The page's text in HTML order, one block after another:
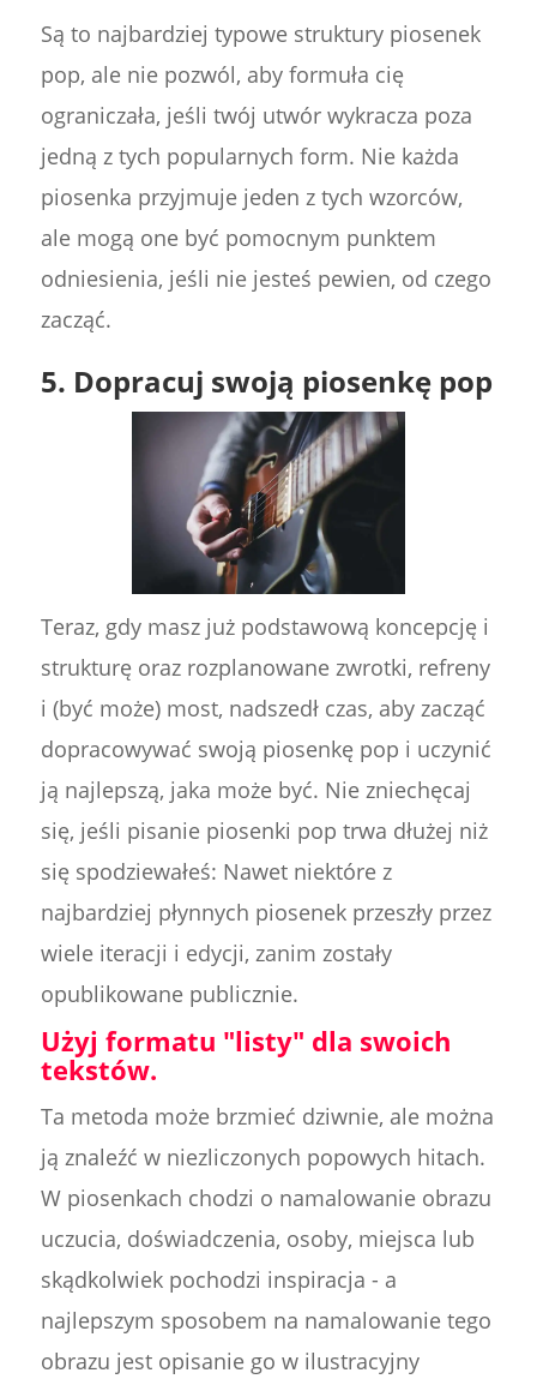
Są to najbardziej typowe struktury piosenek
pop, ale nie pozwól, aby formuła cię
ograniczała, jeśli twój utwór wykracza poza
jedną z tych popularnych form. Nie każda
piosenka przyjmuje jeden z tych wzorców,
ale mogą one być pomocnym punktem
odniesienia, jeśli nie jesteś pewien, od czego
zacząć.
5. Dopracuj swoją piosenkę pop
Teraz, gdy masz już podstawową koncepcję i
strukturę oraz rozplanowane zwrotki, refreny
i (być może) most, nadszedł czas, aby zacząć
dopracowywać swoją piosenkę pop i uczynić
ją najlepszą, jaka może być. Nie zniechęcaj
się, jeśli pisanie piosenki pop trwa dłużej niż
się spodziewałeś: Nawet niektóre z
najbardziej płynnych piosenek przeszły przez
wiele iteracji i edycji, zanim zostały
opublikowane publicznie.
Użyj formatu "listy" dla swoich
tekstów.
Ta metoda może brzmieć dziwnie, ale można
ją znaleźć w niezliczonych popowych hitach.
W piosenkach chodzi o namalowanie obrazu
uczucia, doświadczenia, osoby, miejsca lub
skądkolwiek pochodzi inspiracja - a
najlepszym sposobem na namalowanie tego
obrazu jest opisanie go w ilustracyjny